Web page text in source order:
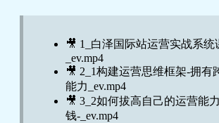
🎥 1_白泽国际站运营实战系统
_ev.mp4
🎥 2_1构建运营思维框架-拥有
能力_ev.mp4
🎥 3_2如何拔高自己的运营能
钱-_ev.mp4